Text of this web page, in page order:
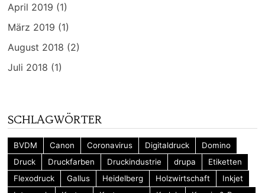
April 2019 (1)
März 2019 (1)
August 2018 (2)
Juli 2018 (1)
SCHLAGWÖRTER
BVDM Canon Coronavirus Digitaldruck
Domino
Druck
Druckfarben Druckindustrie drupa
Etiketten
Flexodruck
Gallus Heidelberg Holzwirtschaft
Inkjet